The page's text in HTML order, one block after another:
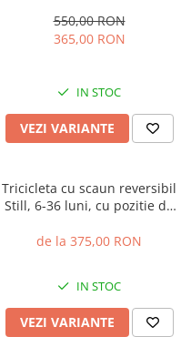
muzica, Jazz
550,00 RON
365,00 RON
IN STOC
VEZI VARIANTE
Tricicleta cu scaun reversibil
Still, 6-36 luni, cu pozitie de
plina
de la 375,00 RON
IN STOC
VEZI VARIANTE